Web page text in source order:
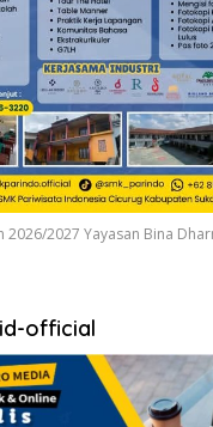
2026/2027 Yayasan Bina
official